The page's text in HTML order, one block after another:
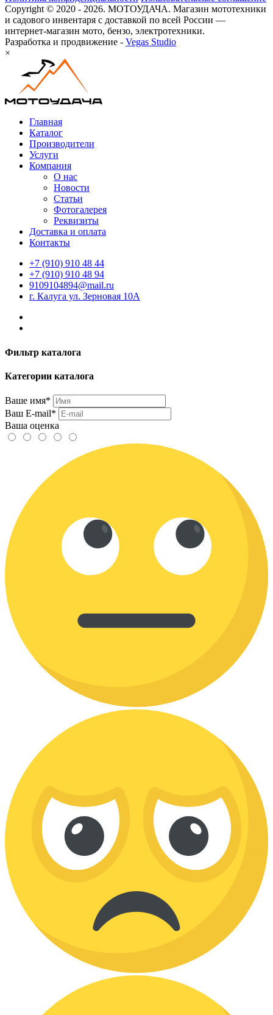
Copyright © 2020 - 2026. МОТОУДАЧА. Магазин мототехники
и садового инвентаря с доставкой по всей России —
интернет-магазин мото, бензо, электротехники.
Разработка и продвижение - Vegas Studio
×
Главная
Каталог
Производители
Услуги
Компания
О нас
Новости
Статьи
Фотогалерея
Реквизиты
Доставка и оплата
Контакты
+7 (910) 910 48 44
+7 (910) 910 48 94
9109104894@mail.ru
г. Калуга ул. Зерновая 10А
Фильтр каталога
Категории каталога
Ваше имя*
Ваш E-mail*
Ваша оценка